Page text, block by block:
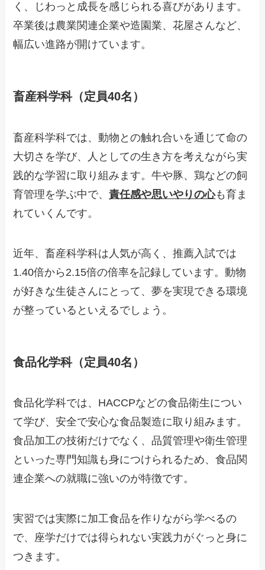
く、じわっと成長を感じられる喜びがあります。
卒業後は農業関連企業や造園業、花屋さんなど、
幅広い進路が開けています。
畜産科学科（定員40名）
畜産科学科では、動物との触れ合いを通じて命の
大切さを学び、人としての生き方を考えながら実
践的な学習に取り組みます。牛や豚、鶏などの飼
育管理を学ぶ中で、責任感や思いやりの心も育ま
れていくんです。
近年、畜産科学科は人気が高く、推薦入試では
1.40倍から2.15倍の倍率を記録しています。動物
が好きな生徒さんにとって、夢を実現できる環境
が整っているといえるでしょう。
食品化学科（定員40名）
食品化学科では、HACCPなどの食品衛生につい
て学び、安全で安心な食品製造に取り組みます。
食品加工の技術だけでなく、品質管理や衛生管理
といった専門知識も身につけられるため、食品関
連企業への就職に強いのが特徴です。
実習では実際に加工食品を作りながら学べるの
で、座学だけでは得られない実践力がぐっと身に
つきます。